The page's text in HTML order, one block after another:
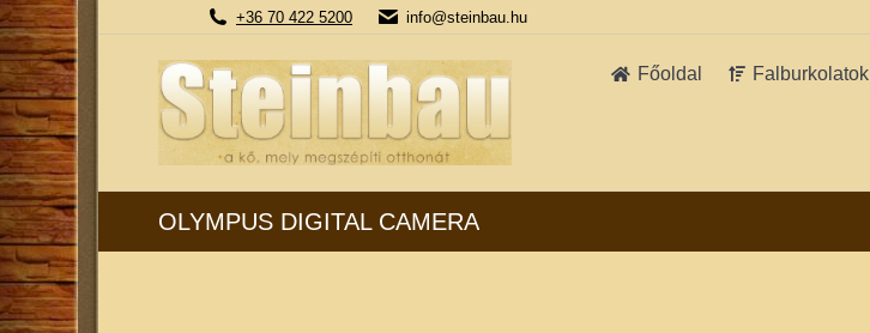
+36 70 422 5200 info@steinbau.hu
Főoldal Falburkolatok
OLYMPUS DIGITAL CAMERA